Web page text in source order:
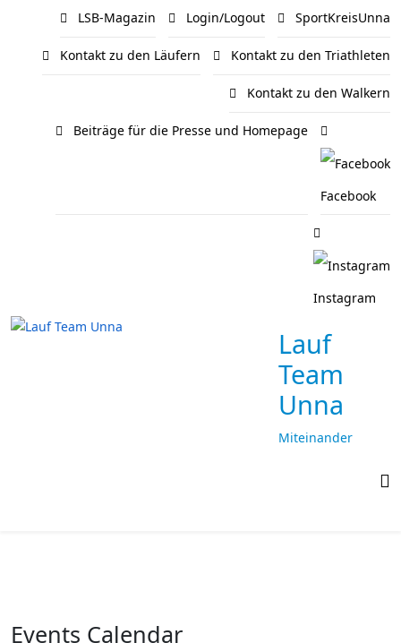
LSB-Magazin Login/Logout SportKreisUnna
Kontakt zu den Läufern Kontakt zu den Triathleten
Kontakt zu den Walkern
Beiträge für die Presse und Homepage
Facebook
Instagram
Lauf
Team
Unna
Miteinander
Events Calendar